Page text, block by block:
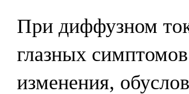
При диффузном
глазных
изменения,